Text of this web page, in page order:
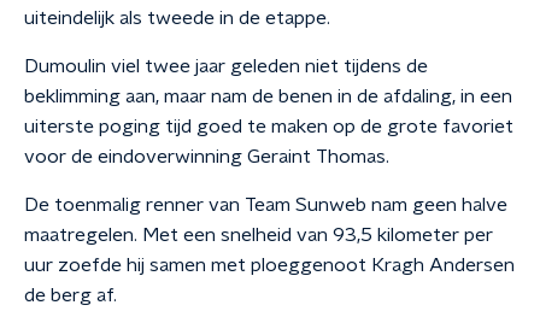
uiteindelijk als tweede in de etappe.
Dumoulin viel twee jaar geleden niet tijdens de
beklimming aan, maar nam de benen in de afdaling, in een
uiterste poging tijd goed te maken op de grote favoriet
voor de eindoverwinning Geraint Thomas.
De toenmalig renner van Team Sunweb nam geen halve
maatregelen. Met een snelheid van 93,5 kilometer per
uur zoefde hij samen met ploeggenoot Kragh Andersen
de berg af.